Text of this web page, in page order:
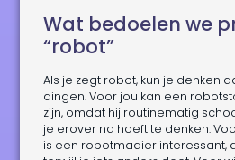
Wat bedoelen we
“robot”
Als je zegt robot, kun je denken
dingen. Voor jou kan een
zijn, omdat hij routinematig
je erover na hoeft te denken.
is een robotmaaier interessant,